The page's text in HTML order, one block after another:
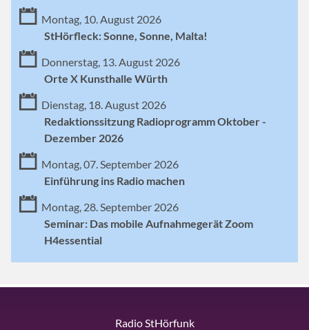
Montag, 10. August 2026
StHörfleck: Sonne, Sonne, Malta!
Donnerstag, 13. August 2026
Orte X Kunsthalle Würth
Dienstag, 18. August 2026
Redaktionssitzung Radioprogramm Oktober -
Dezember 2026
Montag, 07. September 2026
Einführung ins Radio machen
Montag, 28. September 2026
Seminar: Das mobile Aufnahmegerät Zoom
H4essential
Radio StHörfunk